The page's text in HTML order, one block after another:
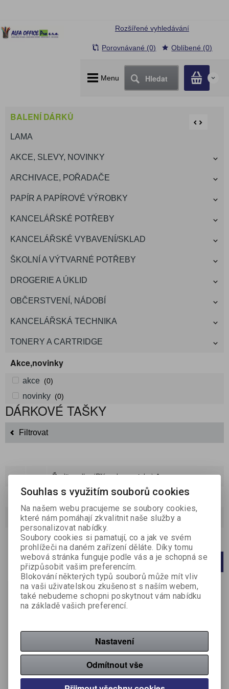
Menu Hledat 0
Rozšířené vyhledávání
Porovnávané (0) Oblíbené (0)
BALENÍ DÁRKŮ
LAMA
AKCE, SLEVY, NOVINKY
ARCHIVACE, POŘADAČE
PAPÍR A PAPÍROVÉ VÝROBKY
KANCELÁŘSKÉ POTŘEBY
KANCELÁŘSKÉ VYBAVENÍ/SKLAD
ŠKOLNÍ A VÝTVARNÉ POTŘEBY
DROGERIE A ÚKLID
OBČERSTVENÍ, NÁDOBÍ
KANCELÁŘSKÁ TECHNIKA
TONERY A CARTRIDGE
Akce,novinky
akce (0)
novinky (0)
DÁRKOVÉ TAŠKY
Filtrovat
Řadit podle:(Příznaku novinka)
Katalog Ceník
Strana1z 1Celkem1záznamů
Počet na stránku 20 40 60
exkluzivní - velké / 26,4
cm x 32,7 cm
Souhlas s využitím souborů cookies
Na našem webu pracujeme se soubory cookies,
které nám pomáhají zkvalitnit naše služby a
personalizovat nabídky.
Soubory cookies si pamatují, co a jak ve svém
prohlížeči na daném zařízení děláte. Díky tomu
webová stránka funguje podle vás a je schopná se
přizpůsobit vašim preferencím.
Blokování některých typů souborů může mít vliv
na vaši uživatelskou zkušenost s naším webem,
také nebudeme schopni poskytnout vám nabídku
na základě vašich preferencí.
Nastavení
Odmítnout vše